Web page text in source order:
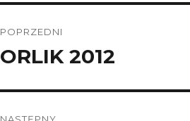
wpisu
POPRZEDNI
Poprzedni
ORLIK 2012